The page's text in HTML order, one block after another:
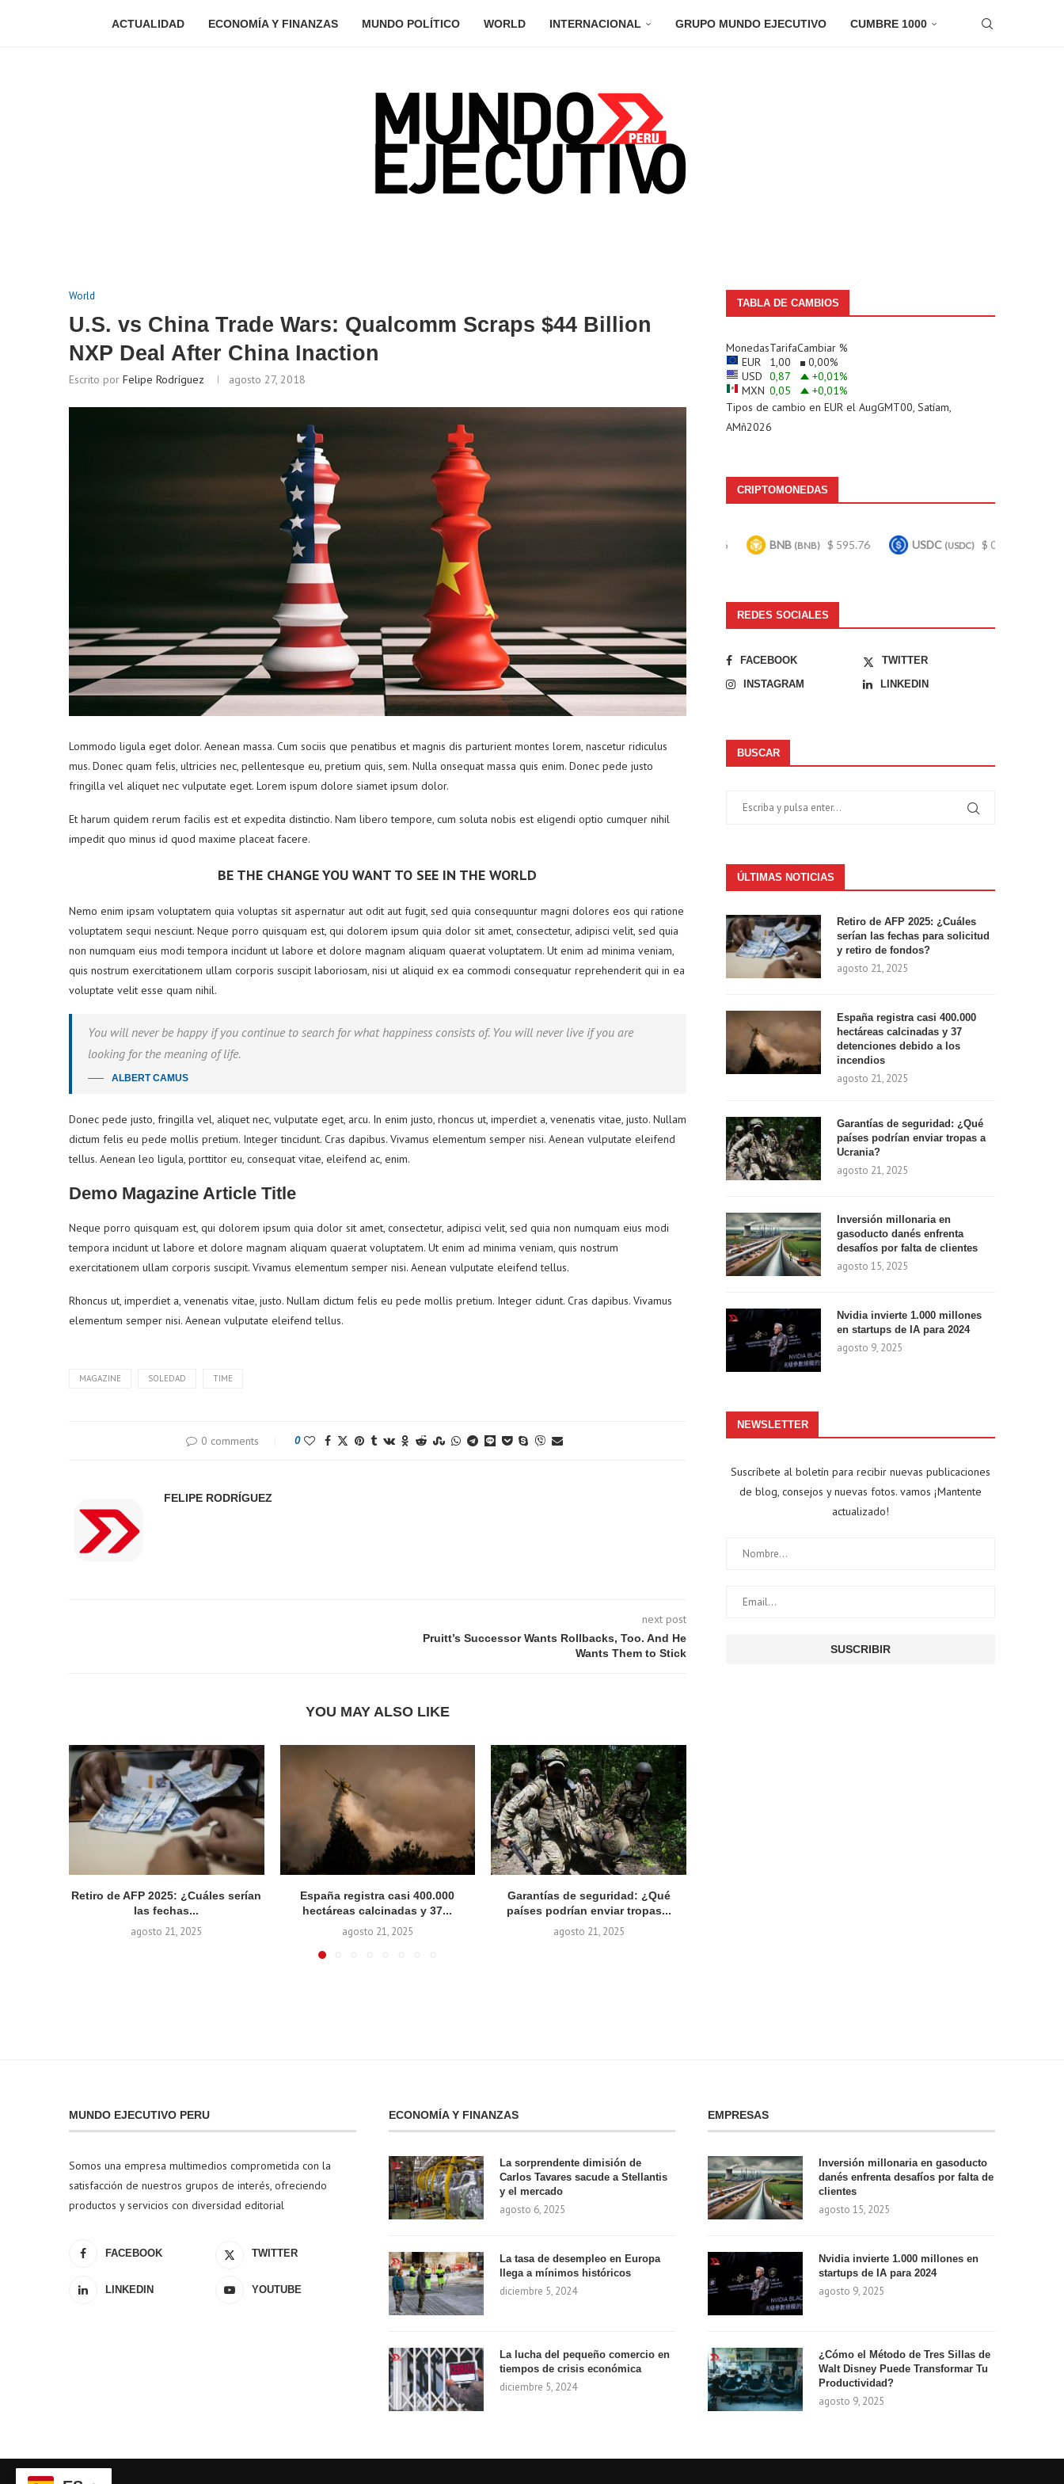
ACTUALIDAD ECONOMÍA Y FINANZAS MUNDO POLÍTICO WORLD INTERNACIONAL GRUPO MUNDO EJECUTIVO CUMBRE 1000
World
U.S. vs China Trade Wars: Qualcomm Scraps $44 Billion
NXP Deal After China Inaction
Escrito por Felipe Rodríguez agosto 27, 2018
Lommodo ligula eget dolor. Aenean massa. Cum sociis que penatibus et magnis dis parturient montes lorem, nascetur ridiculus
mus. Donec quam felis, ultricies nec, pellentesque eu, pretium quis, sem. Nulla onsequat massa quis enim. Donec pede justo
fringilla vel aliquet nec vulputate eget. Lorem ispum dolore siamet ipsum dolor.
Et harum quidem rerum facilis est et expedita distinctio. Nam libero tempore, cum soluta nobis est eligendi optio cumquer nihil
impedit quo minus id quod maxime placeat facere.
BE THE CHANGE YOU WANT TO SEE IN THE WORLD
Nemo enim ipsam voluptatem quia voluptas sit aspernatur aut odit aut fugit, sed quia consequuntur magni dolores eos qui ratione
voluptatem sequi nesciunt. Neque porro quisquam est, qui dolorem ipsum quia dolor sit amet, consectetur, adipisci velit, sed quia
non numquam eius modi tempora incidunt ut labore et dolore magnam aliquam quaerat voluptatem. Ut enim ad minima veniam,
quis nostrum exercitationem ullam corporis suscipit laboriosam, nisi ut aliquid ex ea commodi consequatur reprehenderit qui in ea
voluptate velit esse quam nihil.
You will never be happy if you continue to search for what happiness consists of. You will never live if you are
looking for the meaning of life.
ALBERT CAMUS
Donec pede justo, fringilla vel, aliquet nec, vulputate eget, arcu. In enim justo, rhoncus ut, imperdiet a, venenatis vitae, justo. Nullam
dictum felis eu pede mollis pretium. Integer tincidunt. Cras dapibus. Vivamus elementum semper nisi. Aenean vulputate eleifend
tellus. Aenean leo ligula, porttitor eu, consequat vitae, eleifend ac, enim.
Demo Magazine Article Title
Neque porro quisquam est, qui dolorem ipsum quia dolor sit amet, consectetur, adipisci velit, sed quia non numquam eius modi
tempora incidunt ut labore et dolore magnam aliquam quaerat voluptatem. Ut enim ad minima veniam, quis nostrum
exercitationem ullam corporis suscipit. Vivamus elementum semper nisi. Aenean vulputate eleifend tellus.
Rhoncus ut, imperdiet a, venenatis vitae, justo. Nullam dictum felis eu pede mollis pretium. Integer cidunt. Cras dapibus. Vivamus
elementum semper nisi. Aenean vulputate eleifend tellus.
MAGAZINE SOLEDAD TIME
0 comments 0
FELIPE RODRÍGUEZ
next post
Pruitt’s Successor Wants Rollbacks, Too. And He
Wants Them to Stick
YOU MAY ALSO LIKE
Retiro de AFP 2025: ¿Cuáles serían
las fechas...
agosto 21, 2025
España registra casi 400.000
hectáreas calcinadas y 37...
agosto 21, 2025
Garantías de seguridad: ¿Qué
países podrían enviar tropas...
agosto 21, 2025
TABLA DE CAMBIOS
MonedasTarifaCambiar %
EUR
1,00 0,00%
USD 0,87 +0,01%
MXN 0,05 +0,01%
Tipos de cambio en EUR el AugGMT00, Satíam,
AMñ2026
CRIPTOMONEDAS
$ 64,958.00 $ 1,918.75 (BNB) $ 595.76 USDC (USDC) $ 0.999695
REDES SOCIALES
FACEBOOK
TWITTER
INSTAGRAM
LINKEDIN
BUSCAR
ÚLTIMAS NOTICIAS
Retiro de AFP 2025: ¿Cuáles
serían las fechas para solicitud
y retiro de fondos?
agosto 21, 2025
España registra casi 400.000
hectáreas calcinadas y 37
detenciones debido a los
incendios
agosto 21, 2025
Garantías de seguridad: ¿Qué
países podrían enviar tropas a
Ucrania?
agosto 21, 2025
Inversión millonaria en
gasoducto danés enfrenta
desafíos por falta de clientes
agosto 15, 2025
Nvidia invierte 1.000 millones
en startups de IA para 2024
agosto 9, 2025
NEWSLETTER
Suscríbete al boletín para recibir nuevas publicaciones
de blog, consejos y nuevas fotos. vamos ¡Mantente
actualizado!
MUNDO EJECUTIVO PERU
Somos una empresa multimedios comprometida con la
satisfacción de nuestros grupos de interés, ofreciendo
productos y servicios con diversidad editorial
FACEBOOK TWITTER
LINKEDIN YOUTUBE
ECONOMÍA Y FINANZAS
La sorprendente dimisión de
Carlos Tavares sacude a Stellantis
y el mercado
agosto 6, 2025
La tasa de desempleo en Europa
llega a mínimos históricos
diciembre 5, 2024
La lucha del pequeño comercio en
tiempos de crisis económica
diciembre 5, 2024
EMPRESAS
Inversión millonaria en gasoducto
danés enfrenta desafíos por falta de
clientes
agosto 15, 2025
Nvidia invierte 1.000 millones en
startups de IA para 2024
agosto 9, 2025
¿Cómo el Método de Tres Sillas de
Walt Disney Puede Transformar Tu
Productividad?
agosto 9, 2025